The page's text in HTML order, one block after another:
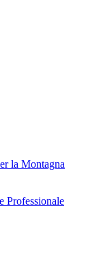
la Montagna
Professionale